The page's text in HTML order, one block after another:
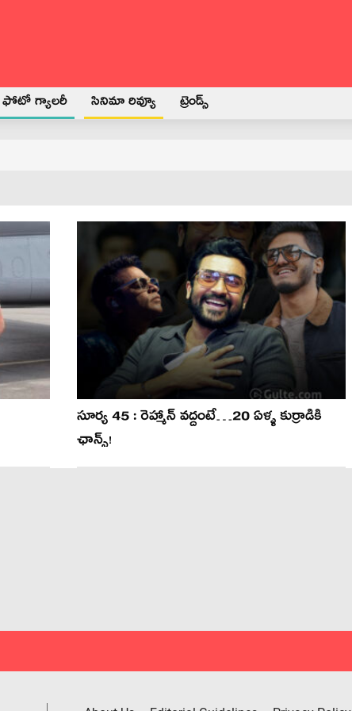
ఫోటో గ్యాలరీ సినిమా రివ్యూ ట్రెండ్స్
సూర్య 45 : రెహ్మాన్ వద్దంటే…20 ఏళ్ళ కుర్రాడికి
ఛాన్స్!